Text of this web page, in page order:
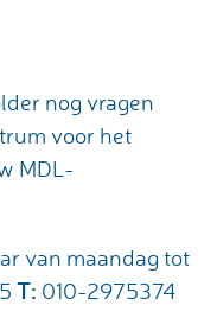
nog vragen
voor het
MDL-
van maandag tot
T: 010-2975374